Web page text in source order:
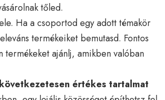
tőled.
Ha a csoportod egy adott témakör
termékeiket bemutasd. Fontos
termékeket ajánlj, amikben valóban
következetesen értékes tartalmat